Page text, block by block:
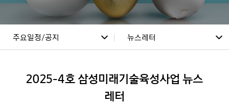
주요일정/공지
프로그램/과제응모
뉴스레터
뉴스레터
2025-4호 삼성미래기술육성사업 뉴스
레터
링크 바로가기
자주묻는 질문 찾아오시는 길
사회공헌사업